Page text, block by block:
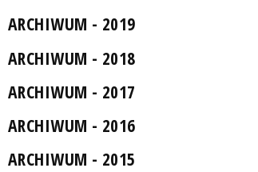
ARCHIWUM - 2019
ARCHIWUM - 2018
ARCHIWUM - 2017
ARCHIWUM - 2016
ARCHIWUM - 2015